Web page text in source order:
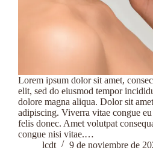
Lorem ipsum dolor sit amet,
elit, sed do eiusmod tempor
dolore magna aliqua. Dolor sit
adipiscing. Viverra vitae congue eu
felis donec. Amet volutpat
congue nisi vitae.…
lcdt
9 de noviembre de